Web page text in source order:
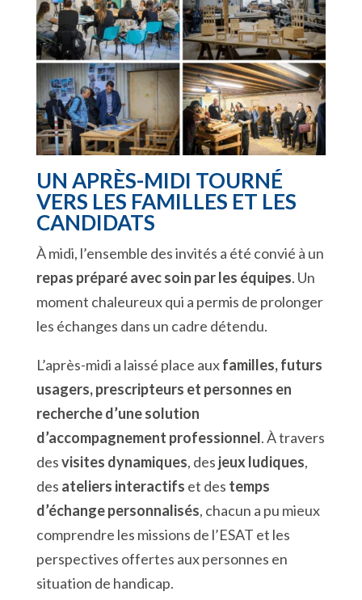
UN APRÈS-MIDI TOURNÉ
VERS LES FAMILLES ET LES
CANDIDATS
À midi, l’ensemble des invités a été convié à un
repas préparé avec soin par les équipes. Un
moment chaleureux qui a permis de prolonger
les échanges dans un cadre détendu.
L’après-midi a laissé place auxfamilles, futurs
usagers, prescripteurs et personnes en
recherche d’une solution
d’accompagnement professionnel. À travers
desvisites dynamiques, des jeux ludiques,
des ateliers interactifs et des temps
d’échange personnalisés, chacun a pu mieux
comprendre les missions de l’ESAT et les
perspectives offertes aux personnes en
situation de handicap.